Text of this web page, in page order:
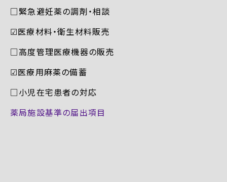
□緊急避妊薬の調剤・相談
☑︎医療材料・衛生材料販売
□高度管理医療機器の販売
☑︎医療用麻薬の備蓄
□小児在宅患者の対応
薬局施設基準の届出項目